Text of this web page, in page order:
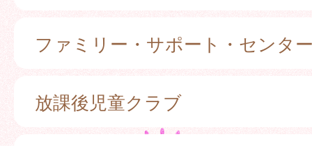
ファミリー・サポート・センタ
放課後児童クラブ